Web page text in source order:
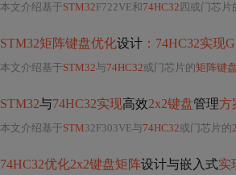
本文介绍基于STM32F722VE和74HC32 四或门芯片
STM32矩阵键盘优化设计 ：74HC32实现
本文介绍基于STM32与74HC32或门芯片的矩阵键
STM32与74HC32实现高效2x2键盘管理方
本文介绍基于STM32F303VE与74HC32或门芯片的
74HC32优化2x2键盘矩阵设计与嵌入式实